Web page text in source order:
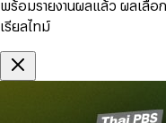
พร้อมรายงานผลแล้ว ผลเลือ
เรียลไทม์